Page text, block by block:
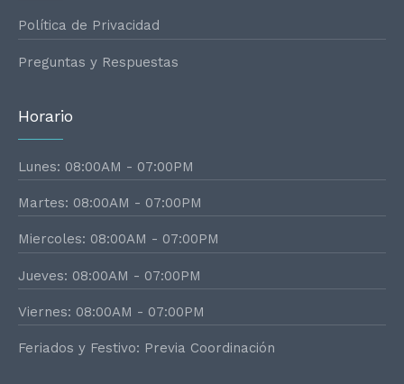
Política de Privacidad
Preguntas y Respuestas
Horario
Lunes: 08:00AM - 07:00PM
Martes: 08:00AM - 07:00PM
Miercoles: 08:00AM - 07:00PM
Jueves: 08:00AM - 07:00PM
Viernes: 08:00AM - 07:00PM
Feriados y Festivo: Previa Coordinación